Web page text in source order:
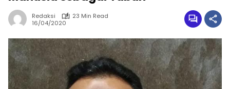
Redaksi
23 Min Read
16/04/2020